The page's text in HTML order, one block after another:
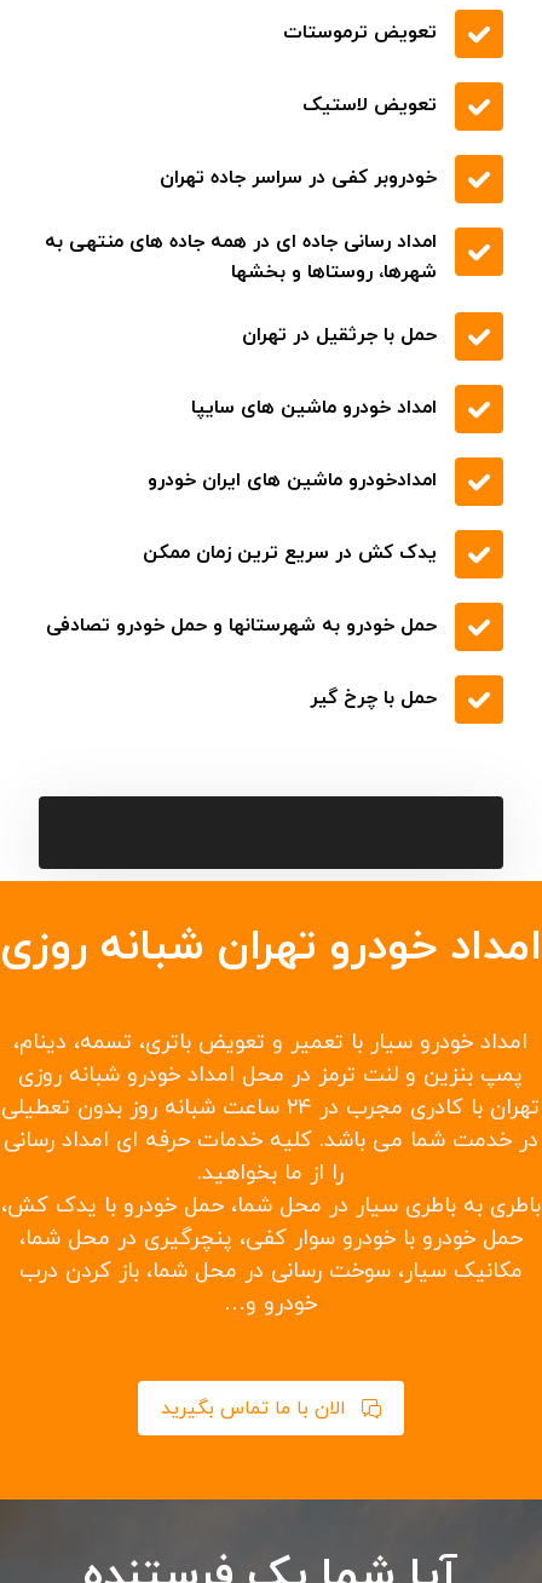
تعویض ترموستات
تعویض لاستیک
خودروبر کفی در سراسر جاده تهران
امداد رسانی جاده ای در همه جاده های منتهی به
شهرها، روستاها و بخشها
حمل با جرثقیل در تهران
امداد خودرو ماشین های سایپا
امدادخودرو ماشین های ایران خودرو
یدک کش در سریع ترین زمان ممکن
حمل خودرو به شهرستانها و حمل خودرو تصادفی
حمل با چرخ گیر
امداد خودرو تهران شبانه روزی
امداد خودرو سیار با تعمیر و تعویض باتری، تسمه، دینام،
پمپ بنزین و لنت ترمز در محل امداد خودرو شبانه روزی
تهران با کادری مجرب در ۲۴ ساعت شبانه روز بدون تعطیلی
در خدمت شما می باشد. کلیه خدمات حرفه ای امداد رسانی
را از ما بخواهید.
باطری به باطری سیار در محل شما، حمل خودرو با یدک کش،
حمل خودرو با خودرو سوار کفی، پنچرگیری در محل شما،
مکانیک سیار، سوخت رسانی در محل شما، باز کردن درب
خودرو و…
الان با ما تماس بگیرید